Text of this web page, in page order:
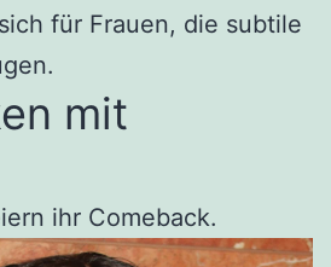
für Frauen, die subtile
mit
ihr Comeback.